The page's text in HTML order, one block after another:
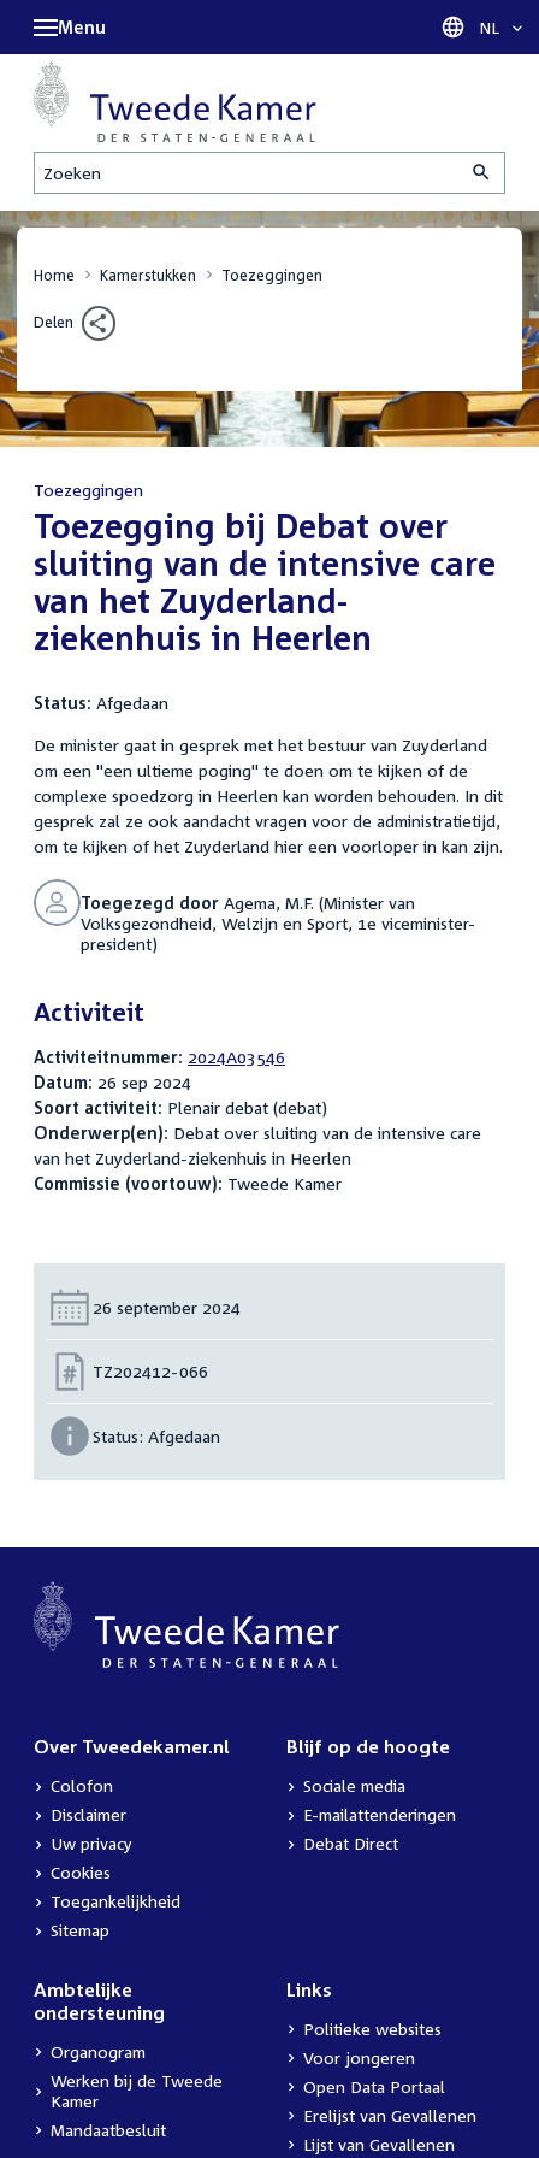
Zoeken
Menu Taal
NL
Home Kamerstukken Toezeggingen
Delen
Toezeggingen
:Toezegging bij Debat over
sluiting van de intensive care
van het Zuyderland-
ziekenhuis in Heerlen
Status: Afgedaan
De minister gaat in gesprek met het bestuur van Zuyderland
om een "een ultieme poging" te doen om te kijken of de
complexe spoedzorg in Heerlen kan worden behouden. In dit
gesprek zal ze ook aandacht vragen voor de administratietijd,
om te kijken of het Zuyderland hier een voorloper in kan zijn.
Toegezegd doorAgema, M.F. (Minister van
Volksgezondheid, Welzijn en Sport, 1e viceminister-
president)
Activiteit
Activiteitnummer: 2024A03546
Datum: 26 sep 2024
Soort activiteit: Plenair debat (debat)
Onderwerp(en): Debat over sluiting van de intensive care
van het Zuyderland-ziekenhuis in Heerlen
Commissie (voortouw): Tweede Kamer
Datum:
26 september 2024
Nummer:
TZ202412-066
Status: Afgedaan
Over Tweedekamer.nl
Colofon
Disclaimer
Uw privacy
Cookies
Toegankelijkheid
Sitemap
Blijf op de hoogte
Sociale media
E-mailattenderingen
Debat Direct
Ambtelijke
ondersteuning
Organogram
Werken bij de Tweede
Kamer
Mandaatbesluit
Links
Politieke websites
Voor jongeren
Open Data Portaal
Erelijst van Gevallenen
Lijst van Gevallenen